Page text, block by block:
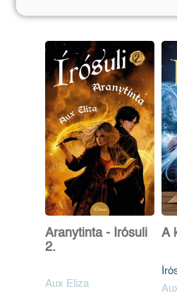
Aranytinta - Írósuli
2.
Aux Eliza
A